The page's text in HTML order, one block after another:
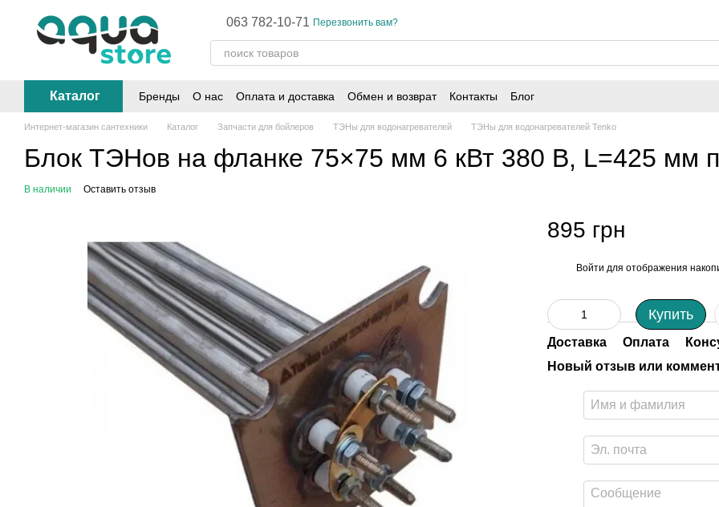
063 782-10-71 Перезвонить вам?
Каталог Бренды О нас Оплата и доставка Обмен и возврат Контакты Блог
Интернет-магазин сантехники Каталог Запчасти для бойлеров ТЭНы для водонагревателей ТЭНы для водонагревателей Tenko
Блок ТЭНов на фланке 75×75 мм 6 кВт 380 В, L=425 мм
В наличии Оставить отзыв
895 грн
Войти для отображения
Купить
Доставка Оплата
Новый отзыв или